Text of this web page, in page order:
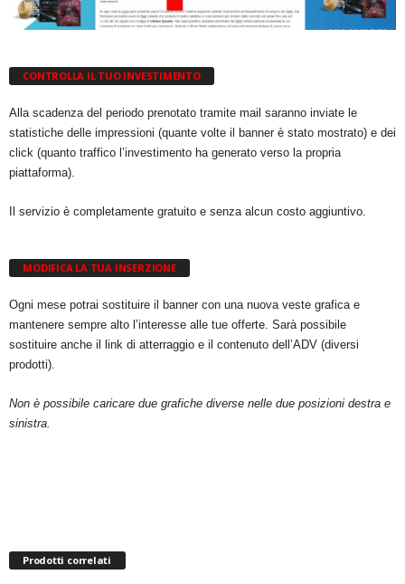
CONTROLLA IL TUO INVESTIMENTO
Alla scadenza del periodo prenotato tramite mail saranno inviate le
statistiche delle impressioni (quante volte il banner è stato mostrato) e dei
click (quanto traffico l’investimento ha generato verso la propria
piattaforma).
Il servizio è completamente gratuito e senza alcun costo aggiuntivo.
MODIFICA LA TUA INSERZIONE
Ogni mese potrai sostituire il banner con una nuova veste grafica e
mantenere sempre alto l’interesse alle tue offerte. Sarà possibile
sostituire anche il link di atterraggio e il contenuto dell’ADV (diversi
prodotti).
Non è possibile caricare due grafiche diverse nelle due posizioni destra e
sinistra.
Prodotti correlati